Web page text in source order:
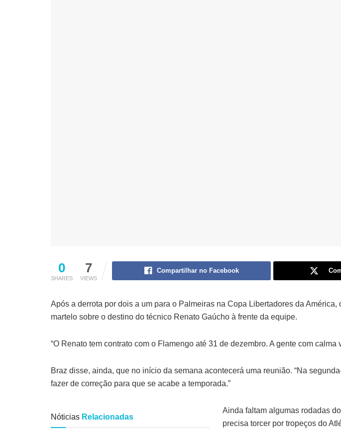
0
SHARES
7
VIEWS
Compartilhar no Facebook
Após a derrota por dois a um para o Palmeiras na Copa Libertadores da
martelo sobre o destino do técnico Renato Gaúcho à frente da equipe.
“O Renato tem contrato com o Flamengo até 31 de dezembro. A gente com
Braz disse, ainda, que no início da semana acontecerá uma reunião. “Na
fazer de correção para que se acabe a temporada.”
Nóticias Relacionadas
Ainda faltam algumas rodadas
precisa torcer por tropeços do